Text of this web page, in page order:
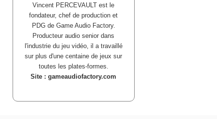
Vincent PERCEVAULT est le
fondateur, chef de production et
PDG de Game Audio Factory.
Producteur audio senior dans
l'industrie du jeu vidéo, il a travaillé
sur plus d'une centaine de jeux sur
toutes les plates-formes.
Site : gameaudiofactory.com